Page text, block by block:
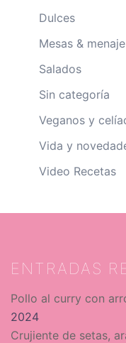
Dulces
Mesas & menaje
Salados
Sin categoría
Veganos y
Vida y
Video Recetas
ENTRADAS
Pollo al curry con
2024
Crujiente de setas,